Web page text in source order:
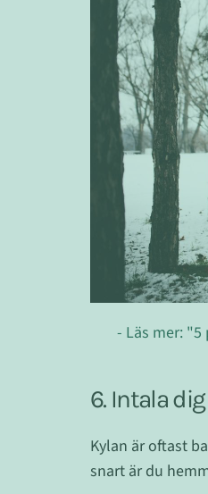
- Läs mer:
6. Intala
Kylan är oftast
snart är du